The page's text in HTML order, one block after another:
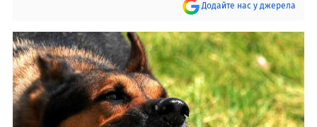
Додайте нас у джерела